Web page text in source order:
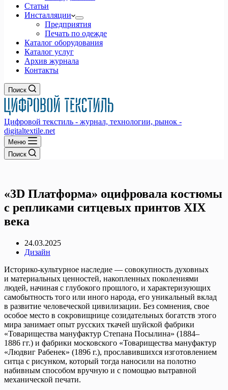
Статьи
Инсталляции
Предприятия
Печать по одежде
Каталог оборудования
Каталог услуг
Архив журнала
Контакты
Поиск
Цифровой текстиль - журнал, технологии, рынок -
digitaltextile.net
Меню
Поиск
«3D Платформа» оцифровала костюмы
с репликами ситцевых принтов XIX
века
24.03.2025
Дизайн
Историко-культурное наследие — совокупность духовных
и материальных ценностей, накопленных поколениями
людей, начиная с глубокого прошлого, и характеризующих
самобытность того или иного народа, его уникальный вклад
в развитие человеческой цивилизации. Без сомнения, свое
особое место в сокровищнице созидательных богатств этого
мира занимает опыт русских ткачей шуйской фабрики
«Товарищества мануфактур Степана Посылина» (1884–
1886 гг.) и фабрики московского «Товарищества мануфактур
«Людвиг Рабенек» (1896 г.), прославившихся изготовлением
ситца с рисунком, который тогда наносили на полотно
набивным способом вручную и с помощью вытравной
механической печати.